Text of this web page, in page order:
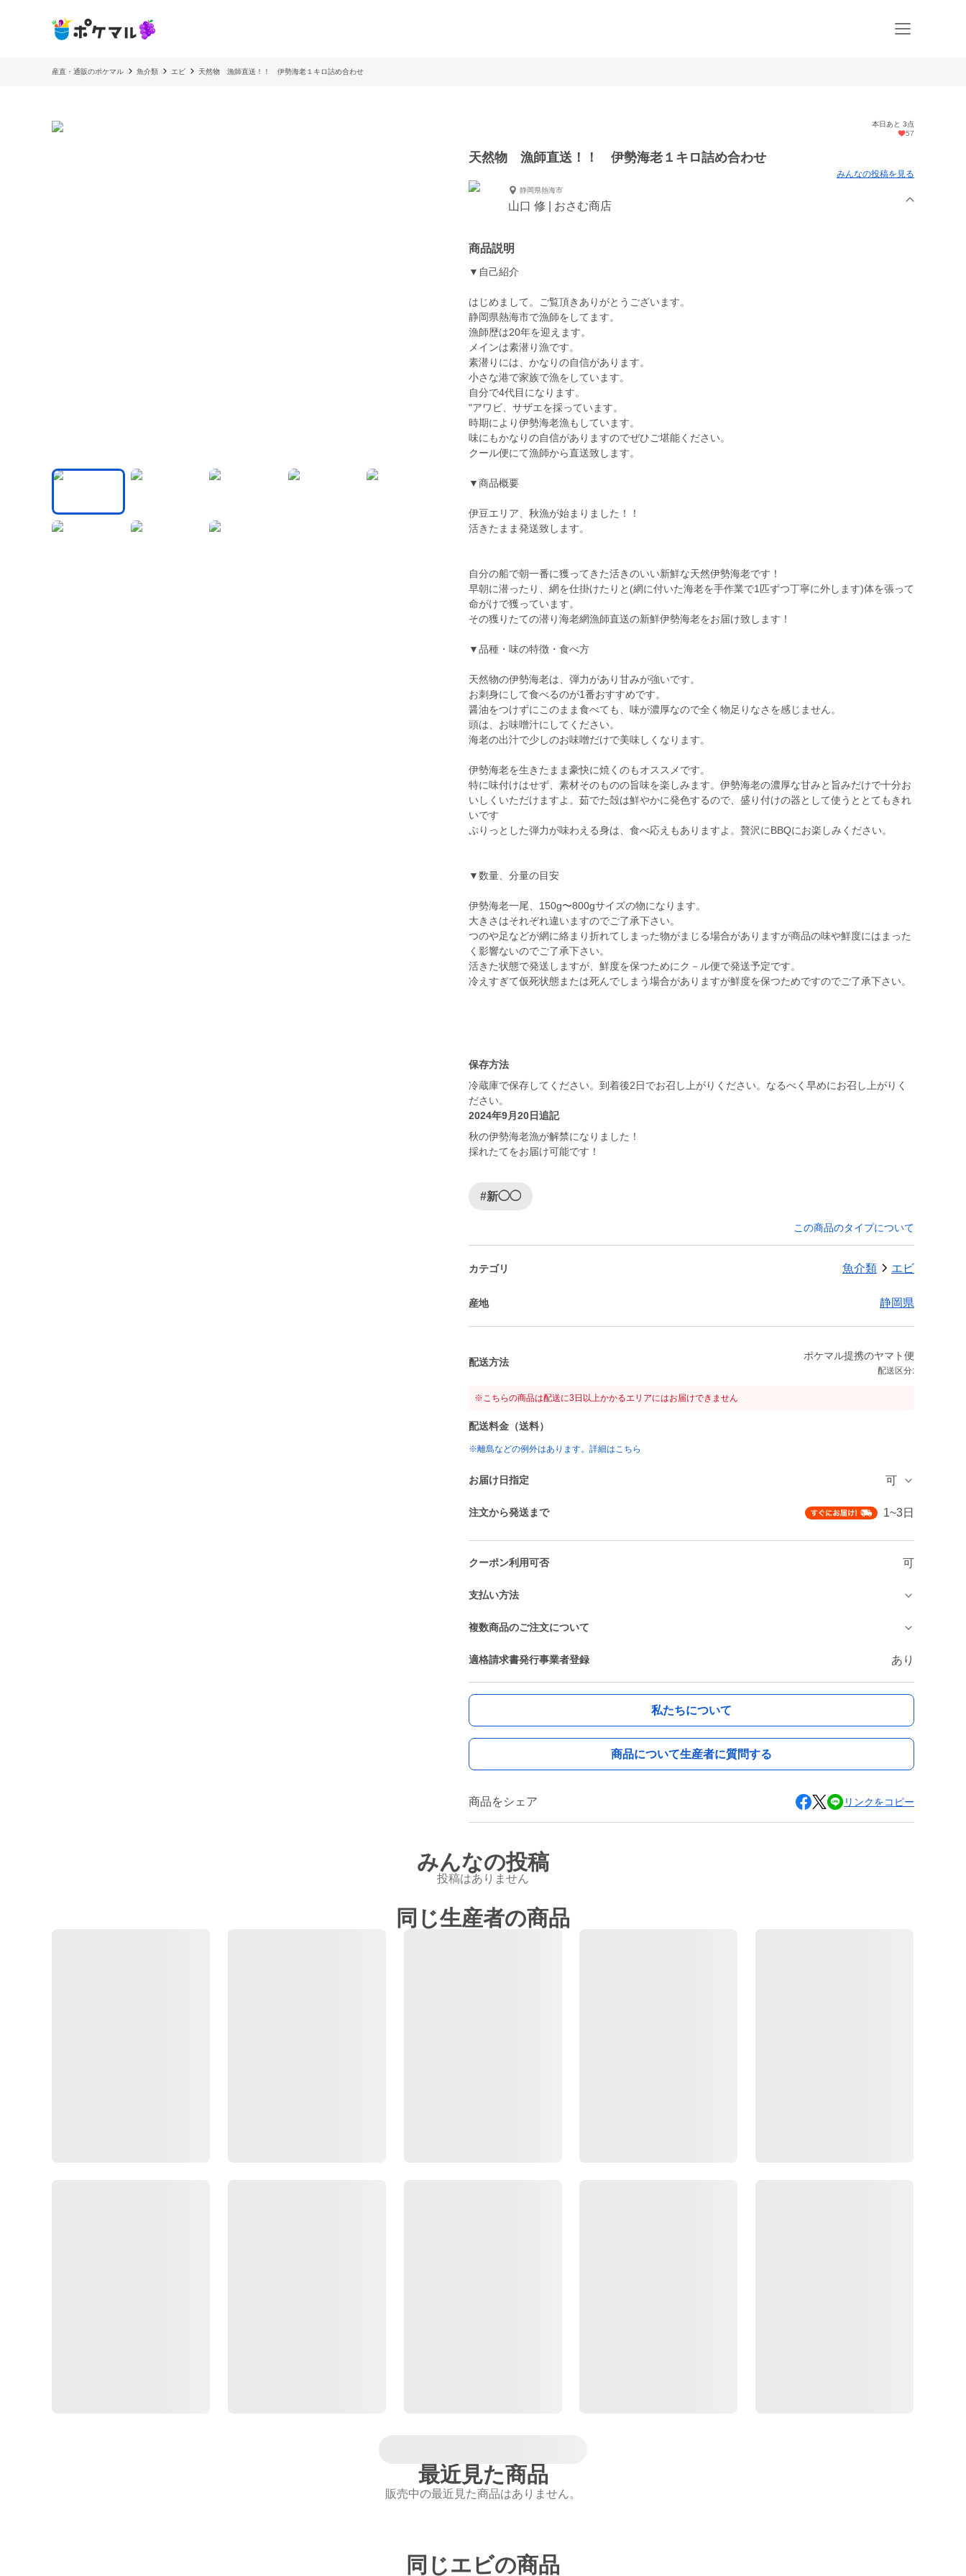
産直・通販のポケマル 魚介類 エビ 天然物 漁師直送！！ 伊勢海老１キロ詰め合わせ
本日あと 3点
57
天然物 漁師直送！！ 伊勢海老１キロ詰め合わせ
みんなの投稿を見る
静岡県熱海市
山口 修 | おさむ商店
商品説明
▼自己紹介
はじめまして。ご覧頂きありがとうございます。
静岡県熱海市で漁師をしてます。
漁師歴は20年を迎えます。
メインは素潜り漁です。
素潜りには、かなりの自信があります。
小さな港で家族で漁をしています。
自分で4代目になります。
"アワビ、サザエを採っています。
時期により伊勢海老漁もしています。
味にもかなりの自信がありますのでぜひご堪能ください。
クール便にて漁師から直送致します。
▼商品概要
伊豆エリア、秋漁が始まりました！！
活きたまま発送致します。
自分の船で朝一番に獲ってきた活きのいい新鮮な天然伊勢海老です！
早朝に潜ったり、網を仕掛けたりと(網に付いた海老を手作業で1匹ずつ丁寧に外します)体を張って
命がけで獲っています。
その獲りたての潜り海老網漁師直送の新鮮伊勢海老をお届け致します！
▼品種・味の特徴・食べ方
天然物の伊勢海老は、弾力があり甘みが強いです。
お刺身にして食べるのが1番おすすめです。
醤油をつけずにこのまま食べても、味が濃厚なので全く物足りなさを感じません。
頭は、お味噌汁にしてください。
海老の出汁で少しのお味噌だけで美味しくなります。
伊勢海老を生きたまま豪快に焼くのもオススメです。
特に味付けはせず、素材そのものの旨味を楽しみます。伊勢海老の濃厚な甘みと旨みだけで十分お
いしくいただけますよ。茹でた殻は鮮やかに発色するので、盛り付けの器として使うととてもきれ
いです
ぷりっとした弾力が味わえる身は、食べ応えもありますよ。贅沢にBBQにお楽しみください。
▼数量、分量の目安
伊勢海老一尾、150g〜800gサイズの物になります。
大きさはそれぞれ違いますのでご了承下さい。
つのや足などが網に絡まり折れてしまった物がまじる場合がありますが商品の味や鮮度にはまった
く影響ないのでご了承下さい。
活きた状態で発送しますが、鮮度を保つためにク－ル便で発送予定です。
冷えすぎて仮死状態または死んでしまう場合がありますが鮮度を保つためですのでご了承下さい。
保存方法
冷蔵庫で保存してください。到着後2日でお召し上がりください。なるべく早めにお召し上がりく
ださい。
2024年9月20日追記
秋の伊勢海老漁が解禁になりました！
採れたてをお届け可能です！
#新◯◯
この商品のタイプについて
カテゴリ 魚介類 エビ
産地 静岡県
配送方法
ポケマル提携のヤマト便
配送区分:
※こちらの商品は配送に3日以上かかるエリアにはお届けできません
配送料金（送料）
※離島などの例外はあります。詳細はこちら
お届け日指定 可
注文から発送まで 1~3日
クーポン利用可否 可
支払い方法
複数商品のご注文について
適格請求書発行事業者登録 あり
私たちについて
商品について生産者に質問する
商品をシェア リンクをコピー
みんなの投稿
投稿はありません
同じ生産者の商品
最近見た商品
販売中の最近見た商品はありません。
同じエビの商品